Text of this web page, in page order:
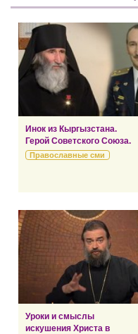
Инок из Кыргызстана.
Герой Советского Союза.
Православные сми
Уроки и смыслы
искушения Христа в